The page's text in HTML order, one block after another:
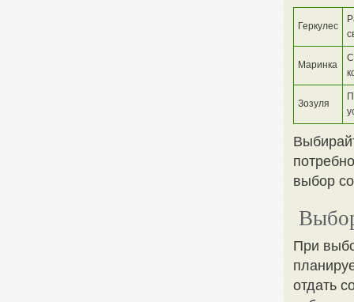
Геркулес
Маринка
Зозуля
выбор
При
отдать